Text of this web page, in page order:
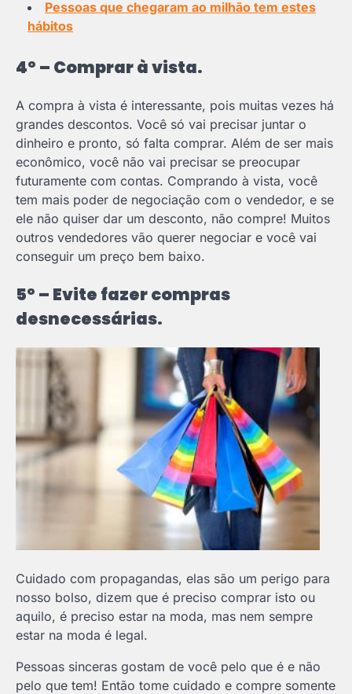
Pessoas que chegaram ao milhão tem estes
hábitos
4º – Comprar à vista.
A compra à vista é interessante, pois muitas vezes há
grandes descontos. Você só vai precisar juntar o
dinheiro e pronto, só falta comprar. Além de ser mais
econômico, você não vai precisar se preocupar
futuramente com contas. Comprando à vista, você
tem mais poder de negociação com o vendedor, e se
ele não quiser dar um desconto, não compre! Muitos
outros vendedores vão querer negociar e você vai
conseguir um preço bem baixo.
5º – Evite fazer compras
desnecessárias.
Cuidado com propagandas, elas são um perigo para
nosso bolso, dizem que é preciso comprar isto ou
aquilo, é preciso estar na moda, mas nem sempre
estar na moda é legal.
Pessoas sinceras gostam de você pelo que é e não
pelo que tem! Então tome cuidado e compre somente